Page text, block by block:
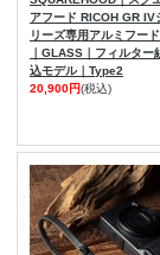
アフード RICOH GR IV
リーズ専用アルミフード
｜GLASS｜フィルター
込モデル｜Type2
20,900円(税込)